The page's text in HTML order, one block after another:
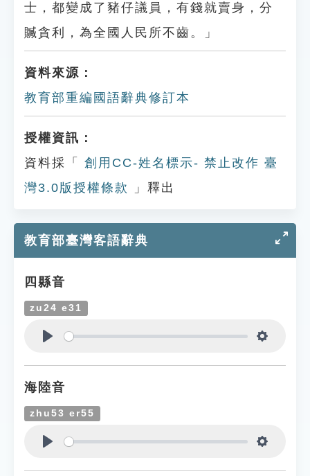
士，都變成了豬仔議員，有錢就賣身，分
贓貪利，為全國人民所不齒。」
資料來源：
教育部重編國語辭典修訂本
授權資訊：
資料採「
創用CC-姓名標示- 禁止改作 臺
灣3.0版授權條款
」釋出
教育部臺灣客語辭典
四縣音
zu24 e31
海陸音
zhu53 er55